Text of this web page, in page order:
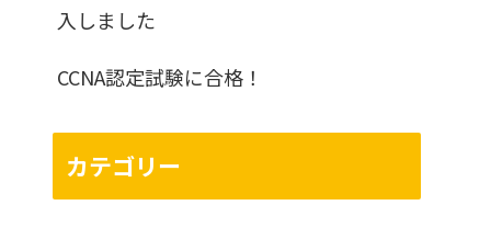
入しました
CCNA認定試験に合格！
カテゴリー